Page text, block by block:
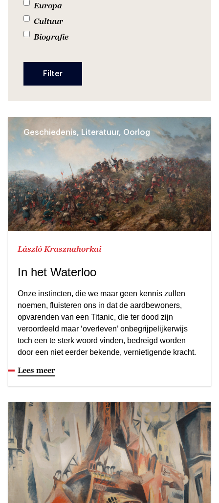
Europa
Cultuur
Biografie
Geschiedenis, Literatuur, Oorlog
László Krasznahorkai
In het Waterloo
Onze instincten, die we maar geen kennis zullen
noemen, fluisteren ons in dat de aardbewoners,
opvarenden van een Titanic, die ter dood zijn
veroordeeld maar ‘overleven’ onbegrijpelijkerwijs
toch een te sterk woord vinden, bedreigd worden
door een niet eerder bekende, vernietigende kracht.
Lees meer